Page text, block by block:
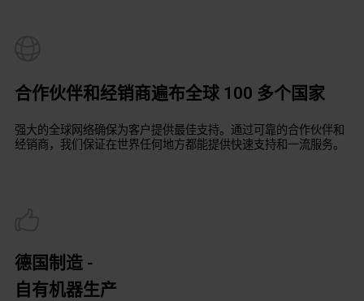
合作伙伴和经销商遍布全球 100 多个国家
强大的全球网络确保为客户提供最佳支持。通过可靠的合作伙伴和
经销商，我们保证在世界任何地方都能提供快速支持和一流服务。
德国制造 -
自有机器生产